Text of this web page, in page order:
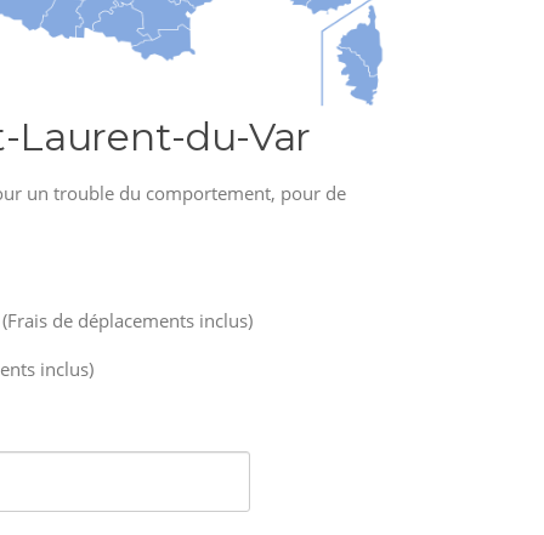
Laurent-du-Var
un trouble du comportement, pour de
(Frais de déplacements inclus)
inclus)